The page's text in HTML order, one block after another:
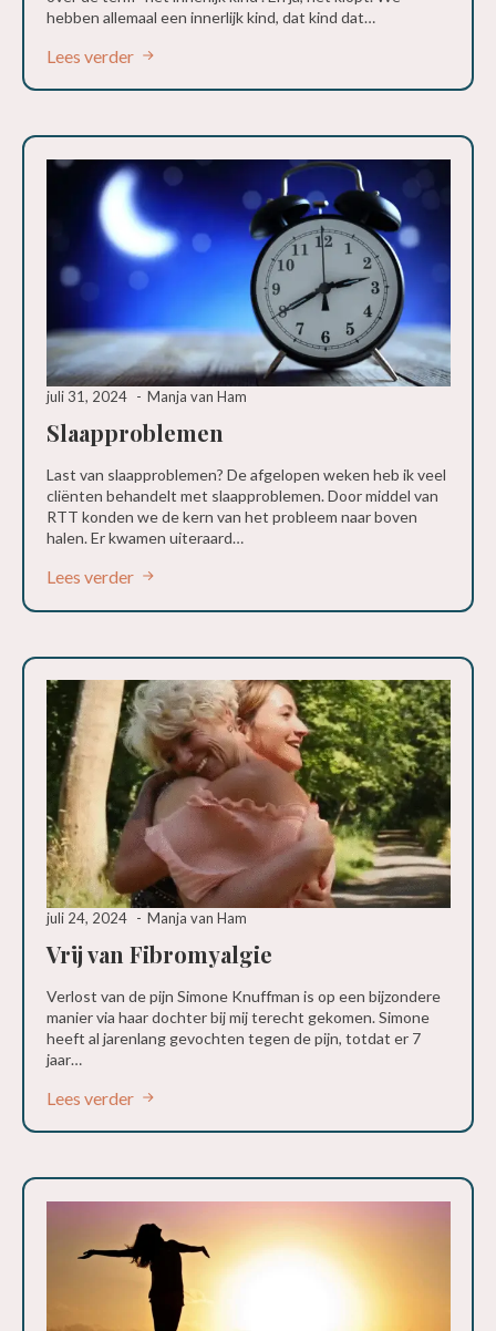
hebben allemaal een innerlijk kind, dat kind dat…
Lees verder
Slaapproblemen
juli 31, 2024 Manja van Ham
Last van slaapproblemen? De afgelopen weken heb ik veel
cliënten behandelt met slaapproblemen. Door middel van
RTT konden we de kern van het probleem naar boven
halen. Er kwamen uiteraard…
Lees verder
Vrij van Fibromyalgie
juli 24, 2024 Manja van Ham
Verlost van de pijn Simone Knuffman is op een bijzondere
manier via haar dochter bij mij terecht gekomen. Simone
heeft al jarenlang gevochten tegen de pijn, totdat er 7
jaar…
Lees verder